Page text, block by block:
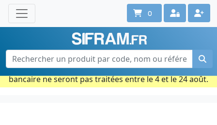
Une question ? Un conseil ?
Contactez-nous au 02 40 92 17 71
Ouvert du lun. au vend. de 08h à 18h
Période estivale : Les commandes prises par carte
bancaire ne seront pas traitées entre le 4 et le 24 août.
0